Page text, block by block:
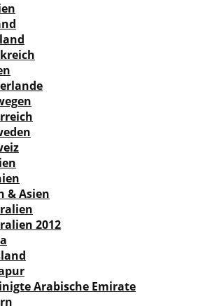
& Asien
2012
Arabische Emirate